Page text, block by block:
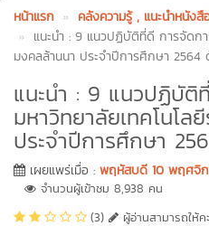
หน้าแรก คลังความรู้ , แนะนำหนังสื
แนะนำ : 9 แนวปฏิบัติที่ดี การจัดกา
มงคลล้านนา ประจำปีการศึกษา 2564
แนะนำ : 9 แนวปฏิบัติ
มหาวิทยาลัยเทคโนโล
ประจำปีการศึกษา
เผยแพร่เมื่อ : พฤหัสบดี 10 พฤศจิก
จำนวนผู้เข้าชม 8,938 คน
(3)
ผู้อ่านสามารถให้